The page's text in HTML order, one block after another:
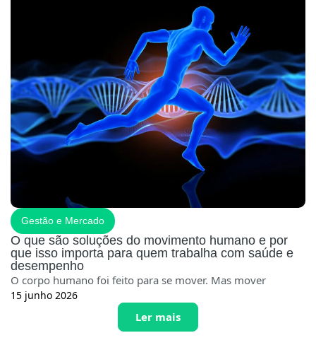
Gestão e Mercado
O que são soluções do movimento humano e por
que isso importa para quem trabalha com saúde e
desempenho
O corpo humano foi feito para se mover. Mas mover
15 junho 2026
Ler mais